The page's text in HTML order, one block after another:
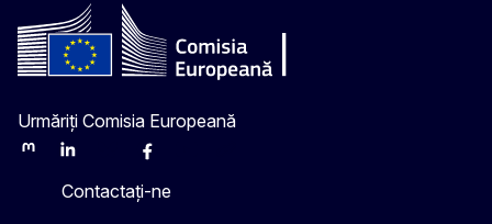
Urmăriți Comisia Europeană
MastodonLinkedInBlueskyFacebook
Contactați-ne